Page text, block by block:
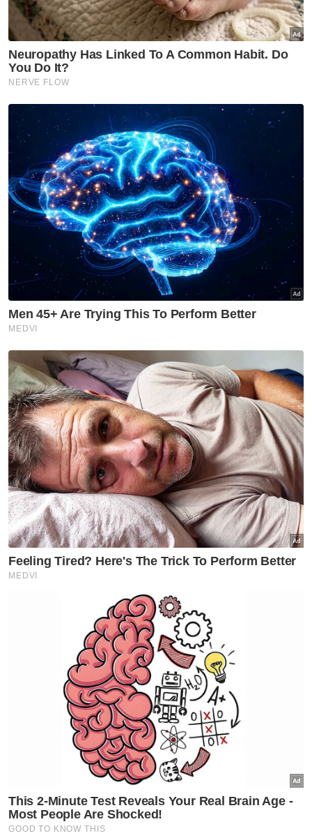
Berita Telus & Tulus menerusi E-Mel setiap
hari!
Imej Hassan mengibarkan bendera Palestin
menjadi sebahagian daripada naratif global
yang menyuarakan kebimbangan tentang
penderitaan rakyat Gaza semakin
dipinggirkan daripada perhatian dunia.
Mesej solidariti
Sokongan terhadap Palestin sudah lama
wujud dalam bola sepak Mesir. Pada 2008,
Mohamed Aboutrika menjadi tumpuan dunia
apabila memakai jersi yang tertera In
Sympathy with Gaza.
Sejak itu, beberapa detik penting dalam bola
sepak Mesir sering dikaitkan dengan solidariti
terhadap Palestin.
Sepanjang Piala Dunia berlangsung, bendera
Palestin tidak pernah lekang daripada
menghiasi tempat duduk penonton.
Penyokong dari Bosnia dan Portugal
berganding bersama peminat dari Mesir,
Maghribi serta Algeria mengibarkan bendera
itu sebagai lambang perpaduan.
Pemandangan itu mencerminkan sokongan
berterusan terhadap perjuangan Palestin di
pentas bola sepak terbesar dunia.
Mesej solidariti itu hadir ketika arena sukan
Palestin berdepan kemusnahan yang belum
pernah berlaku sebelum ini.
Sesetengah pihak melihat Piala Dunia
sebagai platform untuk mengingatkan dunia
tentang situasi di Gaza di samping meraikan
semangat bola sepak.